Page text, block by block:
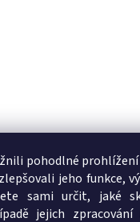
pohodlné
jeho funkce,
sami určit, jaké
jejich zpracování